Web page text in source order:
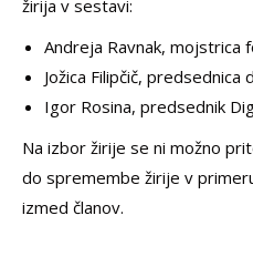
žirija v sestavi:
Andreja Ravnak, mojstrica
Jožica Filipčič, predsednica
Igor Rosina, predsednik
Na izbor žirije se ni možno
do spremembe žirije v
izmed članov.